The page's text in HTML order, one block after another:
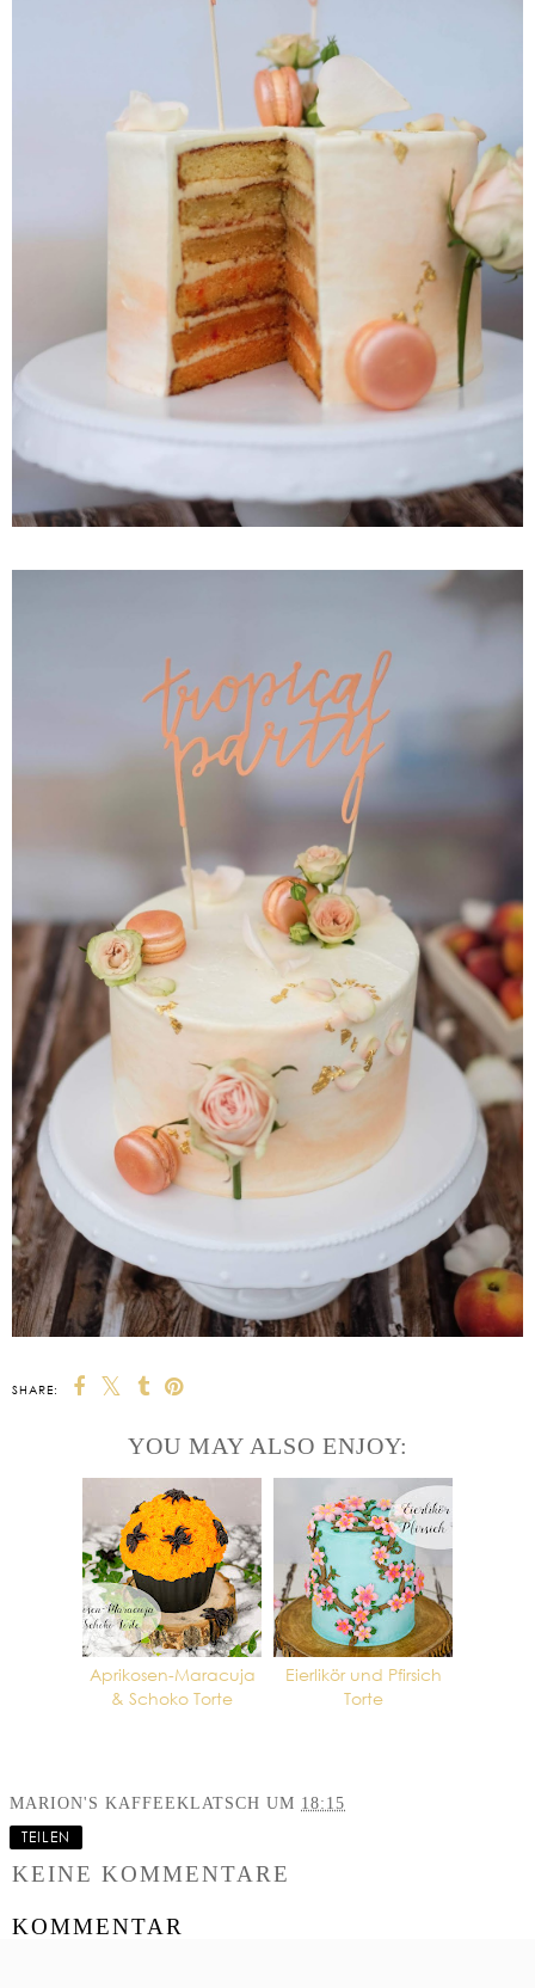
SHARE:
YOU MAY ALSO ENJOY:
Aprikosen-Maracuja
& Schoko Torte
Eierlikör und Pfirsich
Torte
MARION'S KAFFEEKLATSCH UM 18:15
TEILEN
KEINE KOMMENTARE
KOMMENTAR